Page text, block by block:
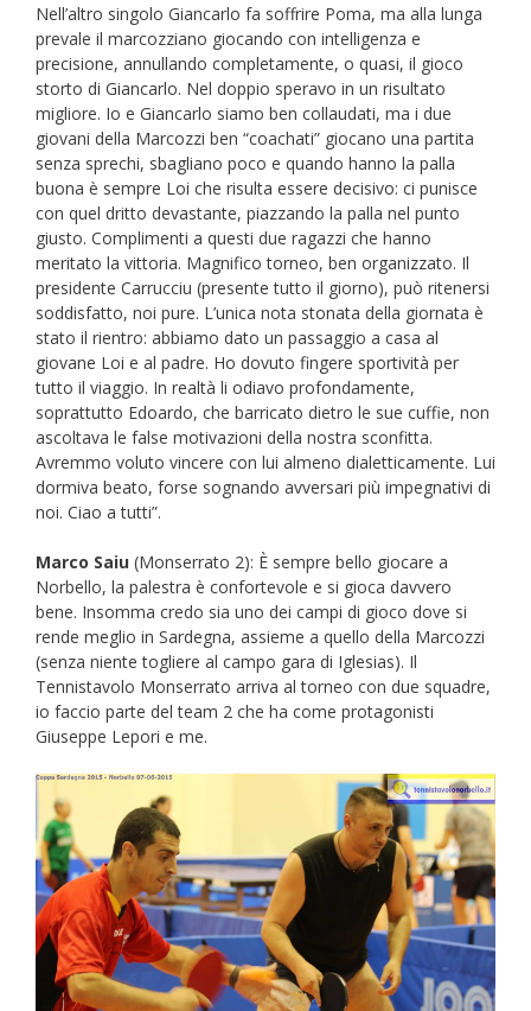
Nell’altro singolo Giancarlo fa soffrire Poma, ma alla lunga
prevale il marcozziano giocando con intelligenza e
precisione, annullando completamente, o quasi, il gioco
storto di Giancarlo. Nel doppio speravo in un risultato
migliore. Io e Giancarlo siamo ben collaudati, ma i due
giovani della Marcozzi ben “coachati” giocano una partita
senza sprechi, sbagliano poco e quando hanno la palla
buona è sempre Loi che risulta essere decisivo: ci punisce
con quel dritto devastante, piazzando la palla nel punto
giusto. Complimenti a questi due ragazzi che hanno
meritato la vittoria. Magnifico torneo, ben organizzato. Il
presidente Carrucciu (presente tutto il giorno), può ritenersi
soddisfatto, noi pure. L’unica nota stonata della giornata è
stato il rientro: abbiamo dato un passaggio a casa al
giovane Loi e al padre. Ho dovuto fingere sportività per
tutto il viaggio. In realtà li odiavo profondamente,
soprattutto Edoardo, che barricato dietro le sue cuffie, non
ascoltava le false motivazioni della nostra sconfitta.
Avremmo voluto vincere con lui almeno dialetticamente. Lui
dormiva beato, forse sognando avversari più impegnativi di
noi. Ciao a tutti”.
Marco Saiu (Monserrato 2): È sempre bello giocare a
Norbello, la palestra è confortevole e si gioca davvero
bene. Insomma credo sia uno dei campi di gioco dove si
rende meglio in Sardegna, assieme a quello della Marcozzi
(senza niente togliere al campo gara di Iglesias). Il
Tennistavolo Monserrato arriva al torneo con due squadre,
io faccio parte del team 2 che ha come protagonisti
Giuseppe Lepori e me.